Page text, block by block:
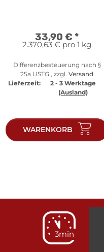
33,90 € *
2.370,63 € pro 1 kg
Differenzbesteuerung nach §
25a USTG , zzgl. Versand
Lieferzeit:
2 - 3 Werktage
(Ausland)
WARENKORB
3min